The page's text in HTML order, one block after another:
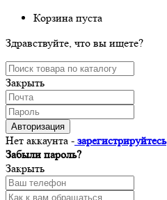
Корзина пуста
Здравствуйте, что вы ищете?
Закрыть
Авторизация
Нет аккаунта - зарегистрируйтесь
Забыли пароль?
Закрыть